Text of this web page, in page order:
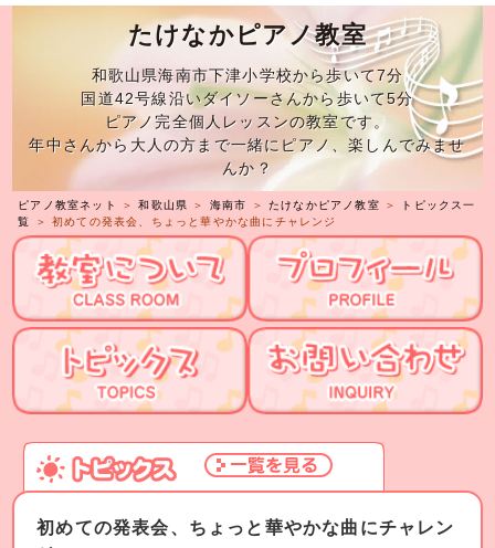
たけなかピアノ教室
和歌山県海南市下津小学校から歩いて7分
国道42号線沿いダイソーさんから歩いて5分
ピアノ完全個人レッスンの教室です。
年中さんから大人の方まで一緒にピアノ、楽しんでみませ
んか？
ピアノ教室ネット ＞和歌山県 ＞ 海南市 ＞たけなかピアノ教室 ＞
トピックス一
覧
＞ 初めての発表会、ちょっと華やかな曲にチャレンジ
初めての発表会、ちょっと華やかな曲にチャレン